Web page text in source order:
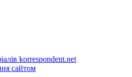
korrespondent.net
сайтом